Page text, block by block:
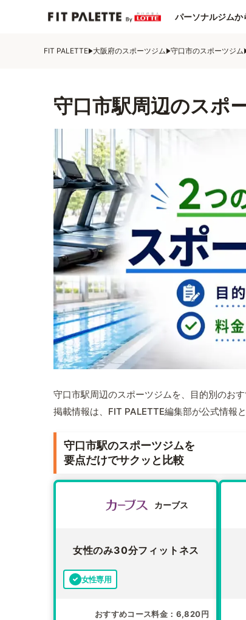
パーソナルジムか
FIT PALETTE 大阪府のスポーツジム 守口市のスポーツジム
守口市駅周辺のスポ
守口市駅周辺のスポーツジムを、目的別のお
掲載情報は、FIT PALETTE編集部が公式情報
守口市駅のスポーツジムを
要点だけでサクッと比較
カーブス
女性のみ30分フィットネス
女性専用
おすすめコース料金 6,820円